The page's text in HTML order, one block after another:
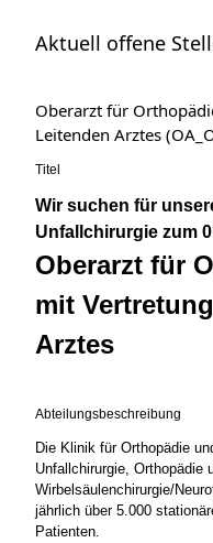
Aktuell offene
Oberarzt für
Leitenden Arztes
Titel
Wir suchen für
Unfallchirurgie zum
Oberarzt für
mit
Arztes
Abteilungsbeschreibung
Die Klinik für Orthopädie
Unfallchirurgie, Orthopädie
Wirbelsäulenchirurgie/
jährlich über 5.000
Patienten.